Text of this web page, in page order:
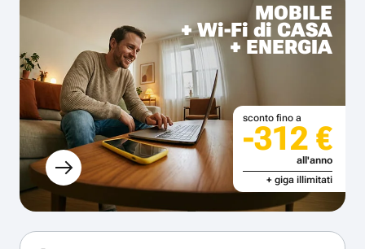
MOBILE
+ Wi-Fi di CASA
+ ENERGIA
sconto fino a
-312 €
all'anno
+ giga illimitati